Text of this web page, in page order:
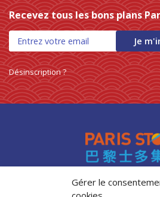
Gérer le
Recevez tous les bons plans
Je
Désinscription ?